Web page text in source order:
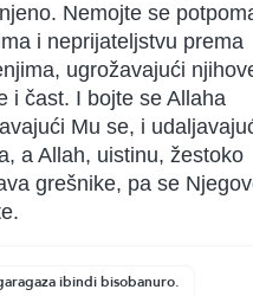
Nemojte se
i neprijateljstvu prema
ugrožavajući
i čast. I bojte se Allaha
Mu se, i
a Allah, uistinu, žestoko
grešnike, pa se
ibindi bisobanuro.